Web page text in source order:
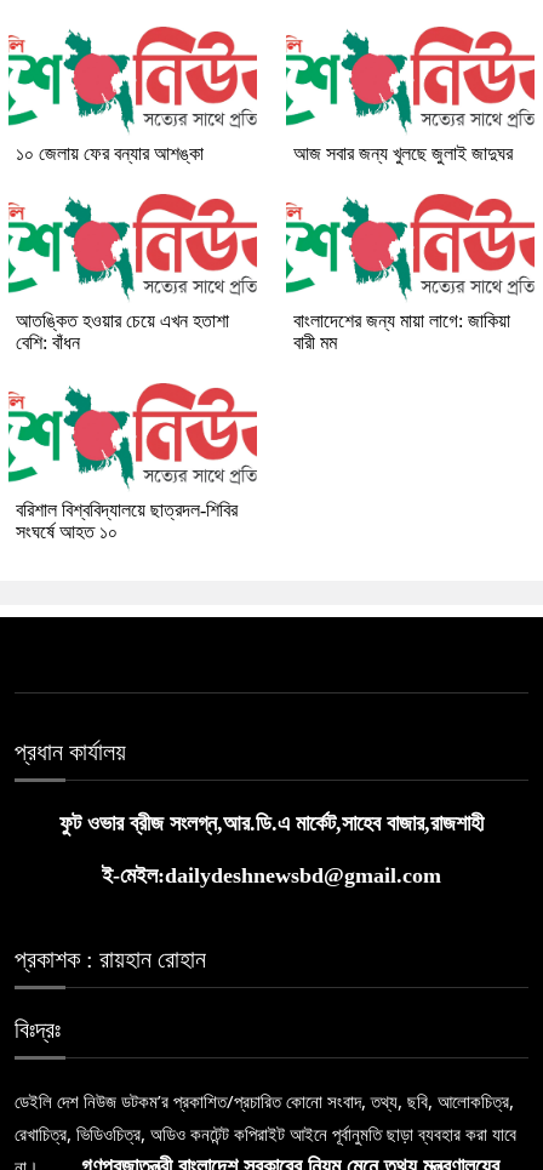
১০ জেলায় ফের বন্যার আশঙ্কা আজ সবার জন্য খুলছে জুলাই জাদুঘর
আতঙ্কিত হওয়ার চেয়ে এখন হতাশা
বেশি: বাঁধন
বাংলাদেশের জন্য মায়া লাগে: জাকিয়া
বারী মম
বরিশাল বিশ্ববিদ্যালয়ে ছাত্রদল-শিবির
সংঘর্ষে আহত ১০
প্রধান কার্যালয়
ফুট ওভার ব্রীজ সংলগ্ন,আর.ডি.এ মার্কেট,সাহেব বাজার,রাজশাহী
ই-মেইল:dailydeshnewsbd@gmail.com
প্রকাশক : রায়হান রোহান
বিঃদ্রঃ
ডেইলি দেশ নিউজ ডটকম’র প্রকাশিত/প্রচারিত কোনো সংবাদ, তথ্য, ছবি, আলোকচিত্র,
রেখাচিত্র, ভিডিওচিত্র, অডিও কনটেন্ট কপিরাইট আইনে পূর্বানুমতি ছাড়া ব্যবহার করা যাবে